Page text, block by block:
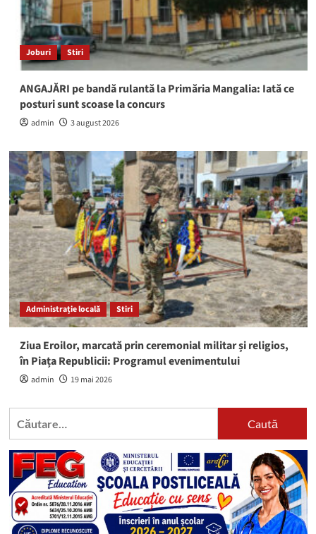
Joburi Stiri
ANGAJĂRI pe bandă rulantă la Primăria Mangalia: Iată ce
posturi sunt scoase la concurs
admin 3 august 2026
Administrație locală Stiri
Ziua Eroilor, marcată prin ceremonial militar și religios,
în Piața Republicii: Programul evenimentului
admin 19 mai 2026
Caută